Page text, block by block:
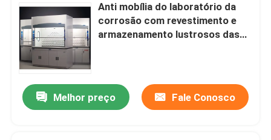
Casa
Anti mobília do laboratório da
corrosão com revestimento e
armazenamento lustrosos das
Melhor preço Fale Conosco